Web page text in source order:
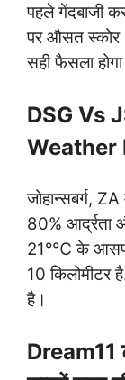
पहले गेंदबाजी
पर औसत स्कोर
सही फैसला होगा
DSG Vs
Weather
जोहान्सबर्ग,
80% आर्द्रता
21°℃ के
10 किलोमीटर
है।
Dream11